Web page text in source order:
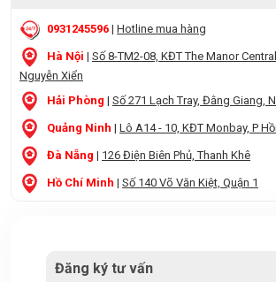
0931245596 | Hotline mua hàng
Hà Nội | Số 8-TM2-08, KĐT The Manor
Nguyễn Xiển
Hải Phòng | Số 271 Lạch Tray, Đằng Giang,
Quảng Ninh | Lô A14 - 10, KĐT Monbay, P
Đà Nẵng | 126 Điện Biên Phủ, Thanh Khê
Hồ Chí Minh | Số 140 Võ Văn Kiệt, Quận 1
Đăng ký tư vấn